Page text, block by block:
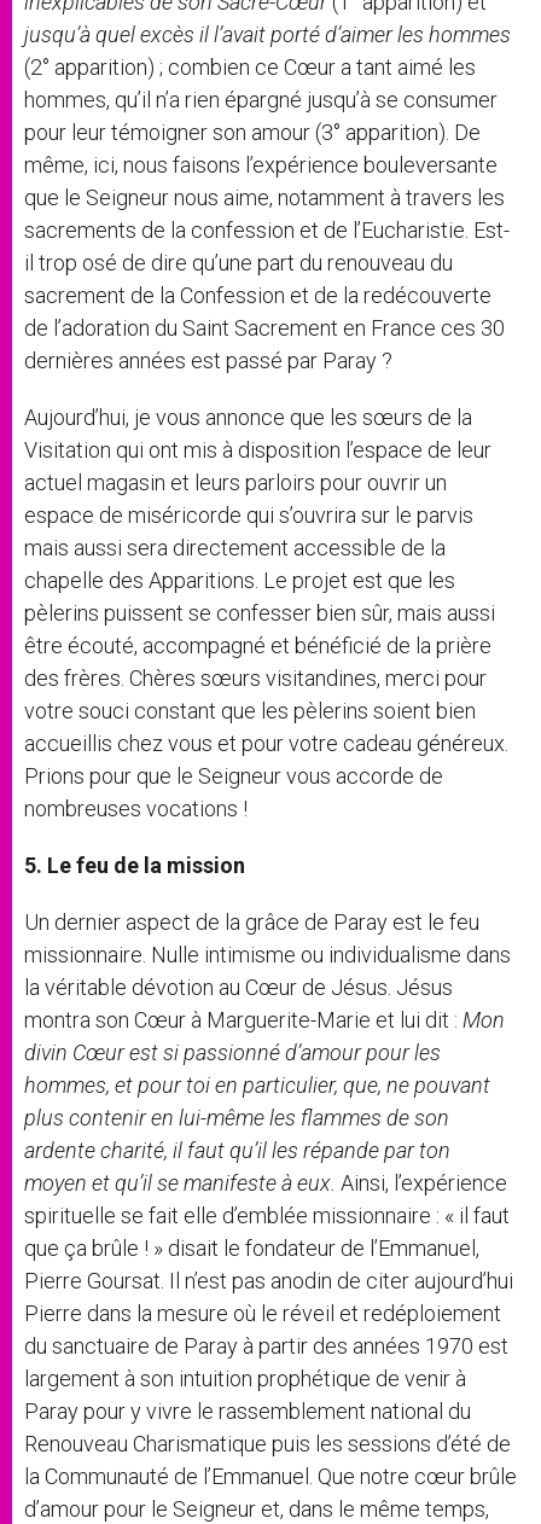
jusqu’à quel excès il l’avait porté d’aimer les hommes
(2° apparition) ; combien ce Cœur a tant aimé les
hommes, qu’il n’a rien épargné jusqu’à se consumer
pour leur témoigner son amour (3° apparition). De
même, ici, nous faisons l’expérience bouleversante
que le Seigneur nous aime, notamment à travers les
sacrements de la confession et de l’Eucharistie. Est-
il trop osé de dire qu’une part du renouveau du
sacrement de la Confession et de la redécouverte
de l’adoration du Saint Sacrement en France ces 30
dernières années est passé par Paray ?
Aujourd’hui, je vous annonce que les sœurs de la
Visitation qui ont mis à disposition l’espace de leur
actuel magasin et leurs parloirs pour ouvrir un
espace de miséricorde qui s’ouvrira sur le parvis
mais aussi sera directement accessible de la
chapelle des Apparitions. Le projet est que les
pèlerins puissent se confesser bien sûr, mais aussi
être écouté, accompagné et bénéficié de la prière
des frères. Chères sœurs visitandines, merci pour
votre souci constant que les pèlerins soient bien
accueillis chez vous et pour votre cadeau généreux.
Prions pour que le Seigneur vous accorde de
nombreuses vocations !
5. Le feu de la mission
Un dernier aspect de la grâce de Paray est le feu
missionnaire. Nulle intimisme ou individualisme dans
la véritable dévotion au Cœur de Jésus. Jésus
montra son Cœur à Marguerite-Marie et lui dit : Mon
divin Cœur est si passionné d’amour pour les
hommes, et pour toi en particulier, que, ne pouvant
plus contenir en lui-même les flammes de son
ardente charité, il faut qu’il les répande par ton
moyen et qu’il se manifeste à eux. Ainsi, l’expérience
spirituelle se fait elle d’emblée missionnaire : « il faut
que ça brûle ! » disait le fondateur de l’Emmanuel,
Pierre Goursat. Il n’est pas anodin de citer aujourd’hui
Pierre dans la mesure où le réveil et redéploiement
du sanctuaire de Paray à partir des années 1970 est
largement à son intuition prophétique de venir à
Paray pour y vivre le rassemblement national du
Renouveau Charismatique puis les sessions d’été de
la Communauté de l’Emmanuel. Que notre cœur brûle
d’amour pour le Seigneur et, dans le même temps,